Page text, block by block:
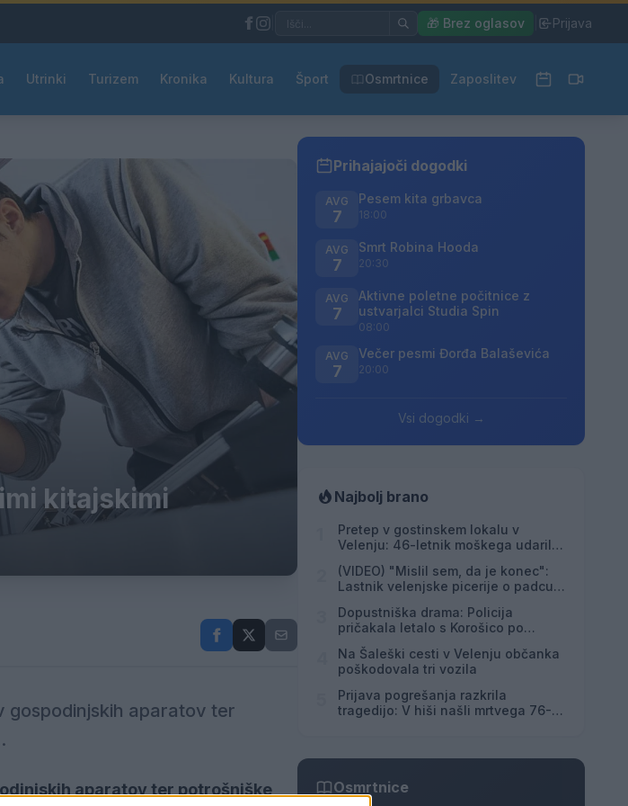
🎁 Brez oglasov Prijava
Utrinki Turizem Kronika Kultura Šport Osmrtnice Zaposlitev
kitajskimi
gospodinjskih aparatov ter
aparatov ter potrošniške
Prihajajoči dogodki
AVG
7
Pesem kita grbavca
18:00
AVG
7
Smrt Robina Hooda
20:30
AVG
7
Aktivne poletne počitnice z
ustvarjalci Studia Spin
08:00
AVG
7
Večer pesmi Đorđa Balaševića
20:00
Vsi dogodki →
Najbolj brano
Pretep v gostinskem lokalu v
Velenju: 46-letnik moškega udaril s
(VIDEO) "Mislil sem, da je konec":
Lastnik velenjske picerije o padcu s
Dopustniška drama: Policija
pričakala letalo s Korošico po
Na Šaleški cesti v Velenju občanka
poškodovala tri vozila
Prijava pogrešanja razkrila
tragedijo: V hiši našli mrtvega 76-
Osmrtnice